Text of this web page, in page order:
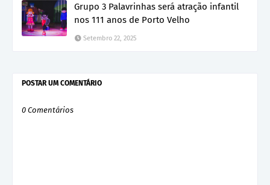
Grupo 3 Palavrinhas será atração infantil
nos 111 anos de Porto Velho
Setembro 22, 2025
POSTAR UM COMENTÁRIO
0 Comentários